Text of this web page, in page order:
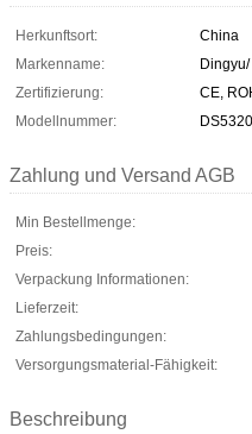
Herkunftsort:
China
Markenname:
Zertifizierung:
CE,
Modellnummer:
Zahlung und Versand AGB
Min Bestellmenge:
Preis:
Verpackung Informationen:
Lieferzeit:
Zahlungsbedingungen:
Versorgungsmaterial-Fähigkeit:
Beschreibung